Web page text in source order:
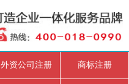
外资公司注册 商标注册